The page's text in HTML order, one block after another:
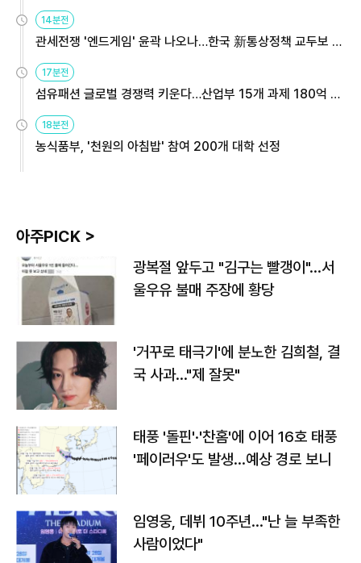
14분전
관세전쟁 '엔드게임' 윤곽 나오나…한국 新통상정책 교두보 활
용해야
17분전
섬유패션 글로벌 경쟁력 키운다…산업부 15개 과제 180억 지
원
18분전
농식품부, '천원의 아침밥' 참여 200개 대학 선정
아주PICK >
광복절 앞두고 "김구는 빨갱이"…서
울우유 불매 주장에 황당
'거꾸로 태극기'에 분노한 김희철, 결
국 사과…"제 잘못"
태풍 '돌핀'·'찬홈'에 이어 16호 태풍
'페이러우'도 발생…예상 경로 보니
임영웅, 데뷔 10주년…"난 늘 부족한
사람이었다"